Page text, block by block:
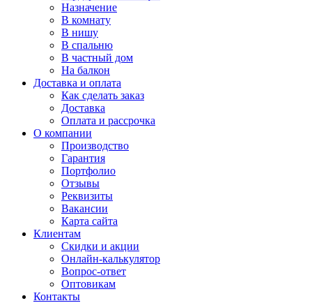
Назначение
В комнату
В нишу
В спальню
В частный дом
На балкон
Доставка и оплата
Как сделать заказ
Доставка
Оплата и рассрочка
О компании
Производство
Гарантия
Портфолио
Отзывы
Реквизиты
Вакансии
Карта сайта
Клиентам
Скидки и акции
Онлайн-калькулятор
Вопрос-ответ
Оптовикам
Контакты